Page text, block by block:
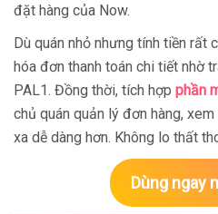
đặt hàng của Now.
Dù quán nhỏ nhưng tính tiền rất
hóa đơn thanh toán chi tiết nhờ
PAL1. Đồng thời, tích hợp phần
chủ quán quản lý đơn hàng,
xa dễ dàng hơn. Không lo thất
Dùng ngay